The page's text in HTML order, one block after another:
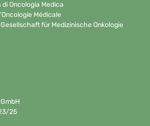
Oncologia Medica
Médicale
für Medizinische Onkologie
25